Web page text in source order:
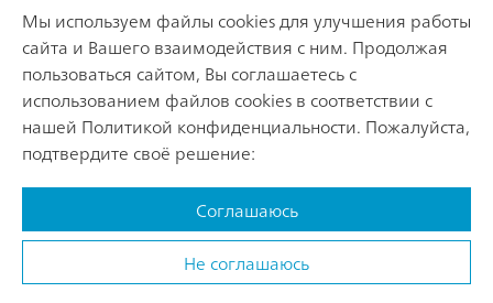
Мы используем файлы cookies для улучшения работы
сайта и Вашего взаимодействия с ним. Продолжая
пользоваться сайтом, Вы соглашаетесь с
использованием файлов cookies в соответствии с
нашей Политикой конфиденциальности. Пожалуйста,
подтвердите своё решение:
Соглашаюсь
Не соглашаюсь
Лимфомиозот®
Ньюрексан®
Вибуркол®
Энгистол®
Весь список
О компании
О Хеель
История
ООО "ХЕЕЛЬ РУС"
125040, г. Москва, Ленинградский пр., д.15, стр.12.
Тел.: +7 (495) 937-78-25.
RU-Mark.Cons.All.01.19042024. Сообщить о нежелательной
реакции, вызванной препаратом компании «Хеель», Вы
можете по телефону +7 (495) 937-78-25 или по электронной
Политика конфиденциальности
Условия онлайн-использования
© Хеель Рус